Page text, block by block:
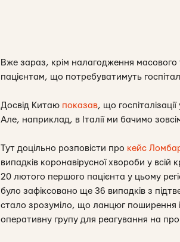
Вже зараз, крім налагодження
пацієнтам, що потребуватимуть
Досвід Китаю показав, що
Але, наприклад, в Італії ми бачимо
Тут доцільно розповісти про кейс
випадків коронавірусної хвороби у всій
20 лютого першого пацієнта у цьому
було зафіксовано ще 36 випадків з
стало зрозуміло, що ланцюг поширення
оперативну групу для реагування на